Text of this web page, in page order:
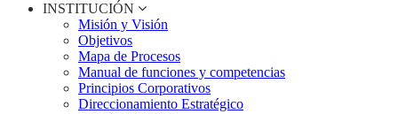
INSTITUCIÓN
Misión y Visión
Objetivos
Mapa de Procesos
Manual de funciones y competencias
Principios Corporativos
Direccionamiento Estratégico